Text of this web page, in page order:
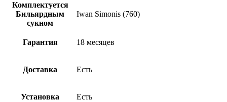
Комплектуется
Бильярдным
сукном
Iwan Simonis (760)
Гарантия 18 месяцев
Доставка Есть
Установка Есть